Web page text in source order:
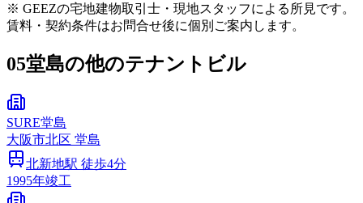
※ GEEZの宅地建物取引士・現地スタッフによる所見です。
賃料・契約条件はお問合せ後に個別ご案内します。
05堂島の他のテナントビル
SURE堂島
大阪市北区 堂島
北新地駅 徒歩4分
1995年竣工